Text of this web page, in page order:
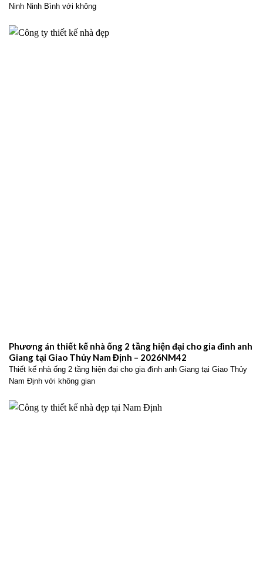
Ninh Ninh Bình với không
Phương án thiết kế nhà ống 2 tầng hiện đại cho gia đình anh
Giang tại Giao Thủy Nam Định – 2026NM42
Thiết kế nhà ống 2 tầng hiện đại cho gia đình anh Giang tại Giao Thủy
Nam Định với không gian